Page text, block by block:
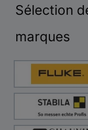
Sélection
marques